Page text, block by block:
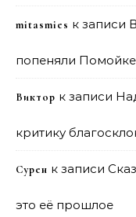
mitasmies к записи
попеняли Помойке
Виктор к записи
критику
Сурен к записи
это её прошлое